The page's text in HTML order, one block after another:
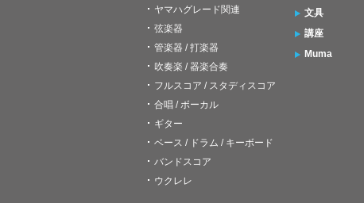
ヤマハグレード関連
弦楽器
管楽器 / 打楽器
吹奏楽 / 器楽合奏
フルスコア / スタディスコア
合唱 / ボーカル
ギター
ベース / ドラム / キーボード
バンドスコア
ウクレレ
文具
講座
Muma